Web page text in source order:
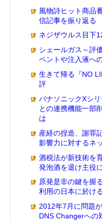
風物詩ヒット商品
信記事を振り返る
ネジザウルス目下
シェールガス～評
ペントや注入液へ
生きて帰る『NO
評
パナソニックXシ
との連携機能一部
は
産経の捏造、謝罪
影響力に対するネ
酒税法が新技術を
発泡酒を退け主役
原発是非の鍵を握
利用の日本に於け
2012年7月に問題
DNS Changerへの